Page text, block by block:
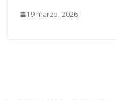
19 marzo, 2026